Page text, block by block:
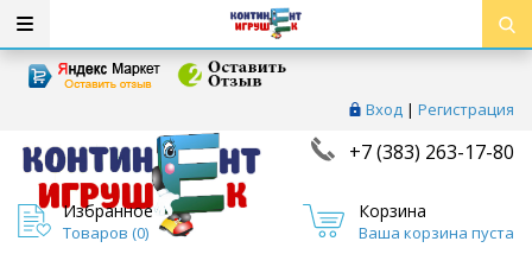
Вход | Регистрация
+7 (383) 263-17-80
Избранное
Товаров (0)
Корзина
Ваша корзина пуста